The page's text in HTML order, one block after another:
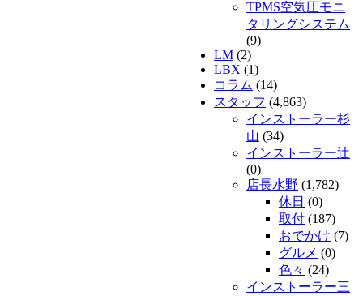
TPMS空気圧モニ
タリングシステム
(9)
LM (2)
LBX (1)
コラム (14)
スタッフ (4,863)
インストーラー杉
山 (34)
インストーラー辻
(0)
店長水野 (1,782)
休日 (0)
取付 (187)
おでかけ (7)
グルメ (0)
色々 (24)
インストーラー三